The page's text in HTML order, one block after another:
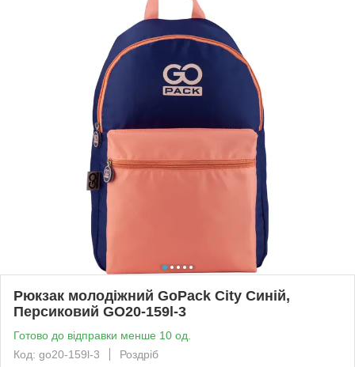
Рюкзак молодіжний GoPack City Синій,
Персиковий GO20-159l-3
Готово до відправки менше 10 од.
Код: go20-159l-3
Роздріб